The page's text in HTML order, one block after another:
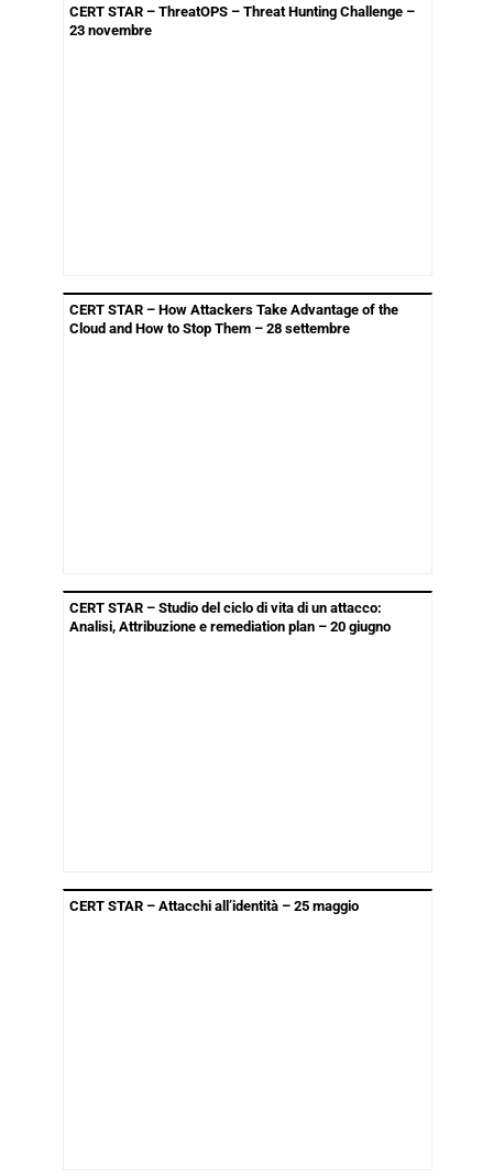
CERT STAR – ThreatOPS – Threat Hunting Challenge –
23 novembre
CERT STAR – How Attackers Take Advantage of the
Cloud and How to Stop Them – 28 settembre
CERT STAR – Studio del ciclo di vita di un attacco:
Analisi, Attribuzione e remediation plan – 20 giugno
CERT STAR – Attacchi all’identità – 25 maggio